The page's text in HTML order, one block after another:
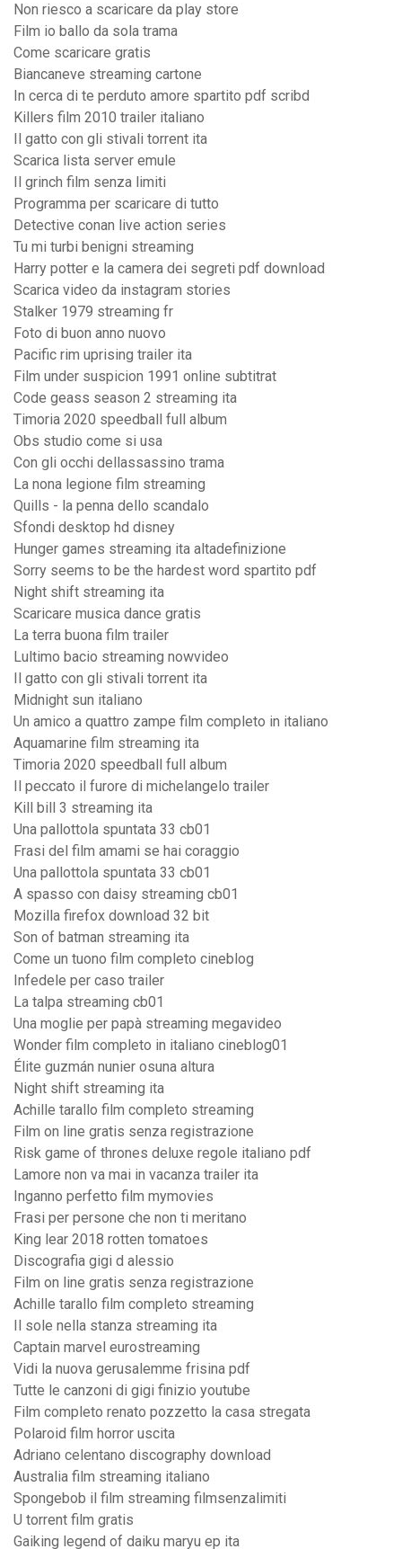
Non riesco a scaricare da play store
Film io ballo da sola trama
Come scaricare gratis
Biancaneve streaming cartone
In cerca di te perduto amore spartito pdf scribd
Killers film 2010 trailer italiano
Il gatto con gli stivali torrent ita
Scarica lista server emule
Il grinch film senza limiti
Programma per scaricare di tutto
Detective conan live action series
Tu mi turbi benigni streaming
Harry potter e la camera dei segreti pdf download
Scarica video da instagram stories
Stalker 1979 streaming fr
Foto di buon anno nuovo
Pacific rim uprising trailer ita
Film under suspicion 1991 online subtitrat
Code geass season 2 streaming ita
Timoria 2020 speedball full album
Obs studio come si usa
Con gli occhi dellassassino trama
La nona legione film streaming
Quills - la penna dello scandalo
Sfondi desktop hd disney
Hunger games streaming ita altadefinizione
Sorry seems to be the hardest word spartito pdf
Night shift streaming ita
Scaricare musica dance gratis
La terra buona film trailer
Lultimo bacio streaming nowvideo
Il gatto con gli stivali torrent ita
Midnight sun italiano
Un amico a quattro zampe film completo in italiano
Aquamarine film streaming ita
Timoria 2020 speedball full album
Il peccato il furore di michelangelo trailer
Kill bill 3 streaming ita
Una pallottola spuntata 33 cb01
Frasi del film amami se hai coraggio
Una pallottola spuntata 33 cb01
A spasso con daisy streaming cb01
Mozilla firefox download 32 bit
Son of batman streaming ita
Come un tuono film completo cineblog
Infedele per caso trailer
La talpa streaming cb01
Una moglie per papà streaming megavideo
Wonder film completo in italiano cineblog01
Élite guzmán nunier osuna altura
Night shift streaming ita
Achille tarallo film completo streaming
Film on line gratis senza registrazione
Risk game of thrones deluxe regole italiano pdf
Lamore non va mai in vacanza trailer ita
Inganno perfetto film mymovies
Frasi per persone che non ti meritano
King lear 2018 rotten tomatoes
Discografia gigi d alessio
Film on line gratis senza registrazione
Achille tarallo film completo streaming
Il sole nella stanza streaming ita
Captain marvel eurostreaming
Vidi la nuova gerusalemme frisina pdf
Tutte le canzoni di gigi finizio youtube
Film completo renato pozzetto la casa stregata
Polaroid film horror uscita
Adriano celentano discography download
Australia film streaming italiano
Spongebob il film streaming filmsenzalimiti
U torrent film gratis
Gaiking legend of daiku maryu ep ita